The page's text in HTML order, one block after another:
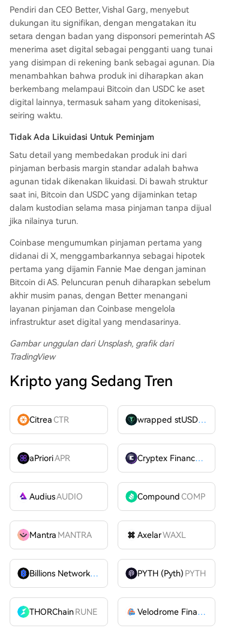
Pendiri dan CEO Better, Vishal Garg, menyebut
dukungan itu signifikan, dengan mengatakan itu
setara dengan badan yang disponsori pemerintah AS
menerima aset digital sebagai pengganti uang tunai
yang disimpan di rekening bank sebagai agunan. Dia
menambahkan bahwa produk ini diharapkan akan
berkembang melampaui Bitcoin dan USDC ke aset
digital lainnya, termasuk saham yang ditokenisasi,
seiring waktu.
Tidak Ada Likuidasi Untuk Peminjam
Satu detail yang membedakan produk ini dari
pinjaman berbasis margin standar adalah bahwa
agunan tidak dikenakan likuidasi. Di bawah struktur
saat ini, Bitcoin dan USDC yang dijaminkan tetap
dalam kustodian selama masa pinjaman tanpa dijual
jika nilainya turun.
Coinbase mengumumkan pinjaman pertama yang
didanai di X, menggambarkannya sebagai hipotek
pertama yang dijamin Fannie Mae dengan jaminan
Bitcoin di AS. Peluncuran penuh diharapkan sebelum
akhir musim panas, dengan Better menangani
layanan pinjaman dan Coinbase mengelola
infrastruktur aset digital yang mendasarinya.
Gambar unggulan dari Unsplash, grafik dari
TradingView
Kripto yang Sedang Tren
CitreaCTR wrapped stUSDT
aPrioriAPR Cryptex FinanceCTX
AudiusAUDIO CompoundCOMP
Mantra MANTRA AxelarWAXL
Billions Network
BILL PYTH (Pyth) PYTH
THORChainRUNE Velodrome Finance